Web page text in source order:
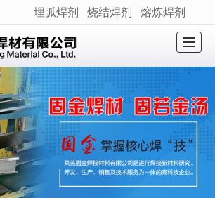
很遗憾，因您的浏览器版本过低导致无法获得最佳浏览体验，推荐下载安装谷歌浏览器！
埋弧焊剂 烧结焊剂 熔炼焊剂
产品展示
联系我们